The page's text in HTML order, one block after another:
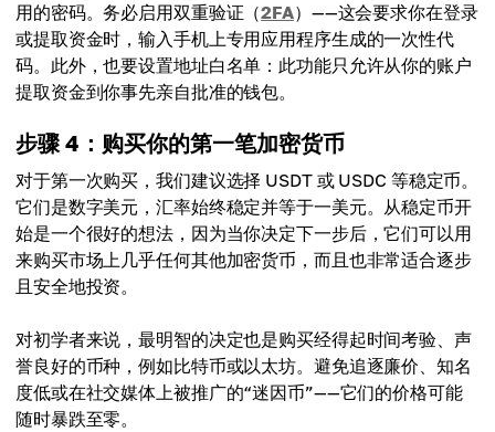
用的密码。务必启用双重验证（2FA）——这会要求你在登录
或提取资金时，输入手机上专用应用程序生成的一次性代
码。此外，也要设置地址白名单：此功能只允许从你的账户
提取资金到你事先亲自批准的钱包。
步骤 4：购买你的第一笔加密货币
对于第一次购买，我们建议选择 USDT 或 USDC 等稳定币。
它们是数字美元，汇率始终稳定并等于一美元。从稳定币开
始是一个很好的想法，因为当你决定下一步后，它们可以用
来购买市场上几乎任何其他加密货币，而且也非常适合逐步
且安全地投资。
对初学者来说，最明智的决定也是购买经得起时间考验、声
誉良好的币种，例如比特币或以太坊。避免追逐廉价、知名
度低或在社交媒体上被推广的“迷因币”——它们的价格可能
随时暴跌至零。